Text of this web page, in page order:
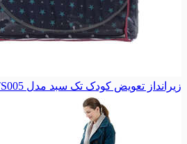
زیرانداز تعویض کودک تک سبد مدل TS005